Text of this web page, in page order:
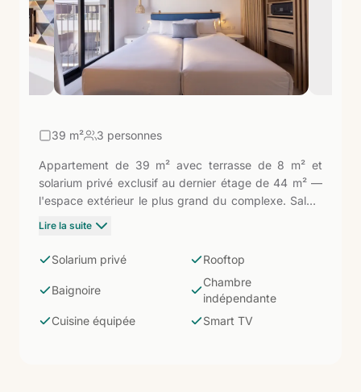
39 m² 3 personnes
Appartement de 39 m² avec terrasse de 8 m² et
solarium privé exclusif au dernier étage de 44 m² —
l'espace extérieur le plus grand du complexe. Salon,
intégrée avec réfrigérateur, micro-ondes, grille-pain,
satellite. Pour ceux qui veulent le ciel d'El Cotillo et les
couchers de soleil du nord-ouest de Fuerteventura
littéralement pour eux seuls : 44 m² de solarium privé
Lire la suite
Solarium privé Rooftop
Baignoire
Chambre
indépendante
Cuisine équipée
Smart TV